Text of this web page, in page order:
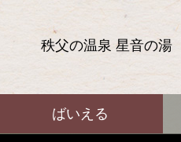
秩父の温泉 星音の
ばいえる